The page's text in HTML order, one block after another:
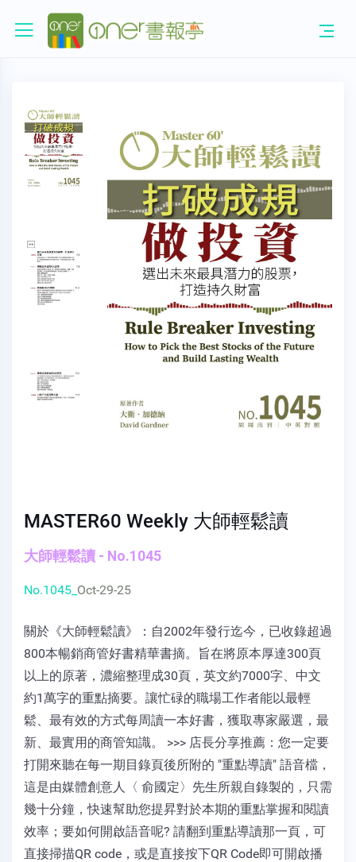
MASTER60 Weekly 大師輕鬆讀
大師輕鬆讀 - No.1045
No.1045_ Oct-29-25
關於《大師輕鬆讀》：自2002年發行迄今，已收錄超過
800本暢銷商管好書精華書摘。旨在將原本厚達300頁
以上的原著，濃縮整理成30頁，英文約7000字、中文
約1萬字的重點摘要。讓忙碌的職場工作者能以最輕
鬆、最有效的方式每周讀一本好書，獲取專家嚴選，最
新、最實用的商管知識。 >>> 店長分享推薦：您一定要
打開來聽在每一期目錄頁後所附的 "重點導讀" 語音檔，
這是由媒體創意人〈 俞國定〉先生所親自錄製的，只需
幾十分鐘，快速幫助您提昇對於本期的重點掌握和閱讀
效率；要如何開啟語音呢? 請翻到重點導讀那一頁，可
直接掃描QR code，或是直接按下QR Code即可開啟播